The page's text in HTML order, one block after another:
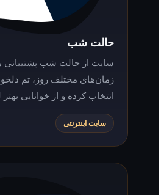
حالت شب
سایت از حالت شب پشتیبانی می‌کند؛ در
زمان‌های مختلف روز، تم دلخواه خود را
انتخاب کرده و از خوانایی بهتر لذت ببرید.
سایت اینترنتی